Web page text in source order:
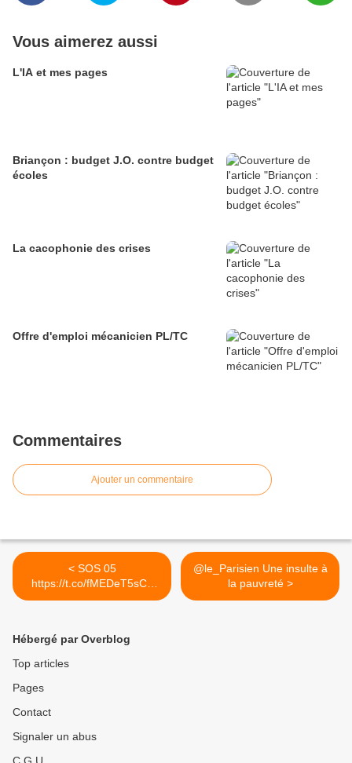
Vous aimerez aussi
L'IA et mes pages
Briançon : budget J.O. contre budget
écoles
La cacophonie des crises
Offre d'emploi mécanicien PL/TC
Commentaires
Ajouter un commentaire
< SOS 05
https://t.co/fMEDeT5sCc
#Sécurité...
@le_Parisien Une insulte à
la pauvreté >
Hébergé par Overblog
Top articles
Pages
Contact
Signaler un abus